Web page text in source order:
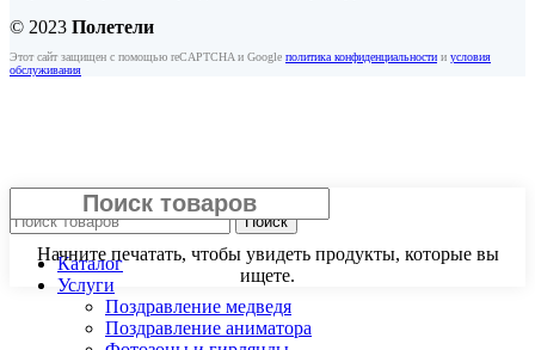
© 2023 Полетели
Этот сайт защищен с помощью reCAPTCHA и Google политика конфиденциальности и условия
обслуживания
Начните печатать, чтобы увидеть продукты, которые вы
ищете.
Поиск
Каталог
Услуги
Поздравление медведя
Поздравление аниматора